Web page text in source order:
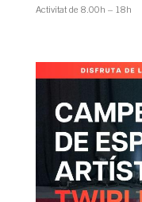
Activitat de 8.00h – 18h